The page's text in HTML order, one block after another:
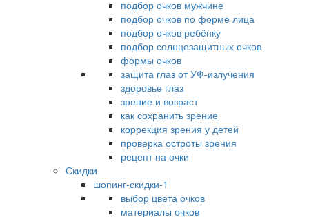
подбор очков мужчине
подбор очков по форме лица
подбор очков ребёнку
подбор солнцезащитных очков
формы очков
защита глаз от УФ-излучения
здоровье глаз
зрение и возраст
как сохранить зрение
коррекция зрения у детей
проверка остроты зрения
рецепт на очки
Скидки
шопинг-скидки-1
выбор цвета очков
материалы очков